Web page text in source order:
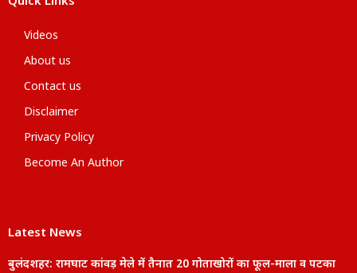
Videos
About us
Contact us
Disclaimer
Privacy Policy
Become An Author
Latest News
बुलंदशहर: रामघाट कांवड़ मेले में तैनात 20 गोताखोरों का फूल-माला व पटका